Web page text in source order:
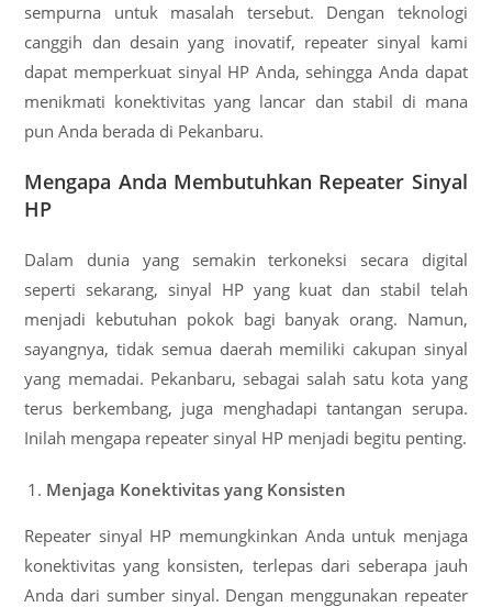
sempurna untuk masalah tersebut. Dengan teknologi
canggih dan desain yang inovatif, repeater sinyal kami
dapat memperkuat sinyal HP Anda, sehingga Anda dapat
menikmati konektivitas yang lancar dan stabil di mana
pun Anda berada di Pekanbaru.
Mengapa Anda Membutuhkan Repeater Sinyal
HP
Dalam dunia yang semakin terkoneksi secara digital
seperti sekarang, sinyal HP yang kuat dan stabil telah
menjadi kebutuhan pokok bagi banyak orang. Namun,
sayangnya, tidak semua daerah memiliki cakupan sinyal
yang memadai. Pekanbaru, sebagai salah satu kota yang
terus berkembang, juga menghadapi tantangan serupa.
Inilah mengapa repeater sinyal HP menjadi begitu penting.
Menjaga Konektivitas yang Konsisten
Repeater sinyal HP memungkinkan Anda untuk menjaga
konektivitas yang konsisten, terlepas dari seberapa jauh
Anda dari sumber sinyal. Dengan menggunakan repeater